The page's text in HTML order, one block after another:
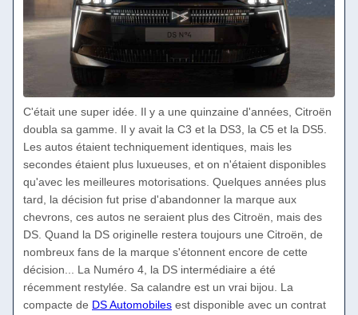
C'était une super idée. Il y a une quinzaine d'années, Citroën
doubla sa gamme. Il y avait la C3 et la DS3, la C5 et la DS5.
Les autos étaient techniquement identiques, mais les
secondes étaient plus luxueuses, et on n'étaient disponibles
qu'avec les meilleures motorisations. Quelques années plus
tard, la décision fut prise d'abandonner la marque aux
chevrons, ces autos ne seraient plus des Citroën, mais des
DS. Quand la DS originelle restera toujours une Citroën, de
nombreux fans de la marque s'étonnent encore de cette
décision... La Numéro 4, la DS intermédiaire a été
récemment restylée. Sa calandre est un vrai bijou. La
compacte de DS Automobiles est disponible avec un contrat